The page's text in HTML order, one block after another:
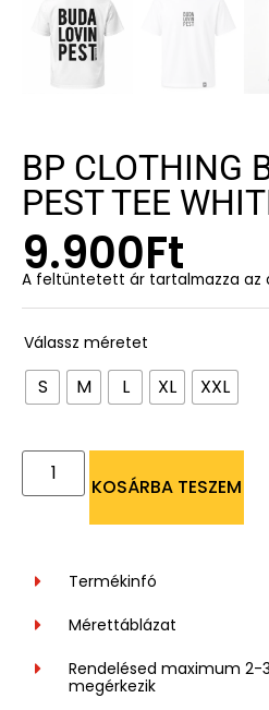
BP CLOTHING
PEST TEE
9.900Ft
A feltüntetett ár tartalmazza az
Válassz méretet
S M L XL XXL
KOSÁRBA TESZEM
Termékinfó
Mérettáblázat
Rendelésed maximum 2-
megérkezik